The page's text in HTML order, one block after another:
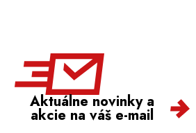
Aktuálne novinky a
akcie na váš e-mail